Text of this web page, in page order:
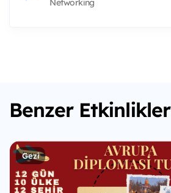
Networking
Benzer Etkinlikler
Gezi